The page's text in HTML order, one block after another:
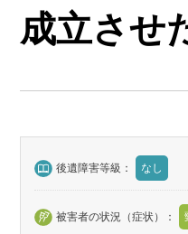
成立させ
後遺障害等級： なし
被害者の状況（症状）：